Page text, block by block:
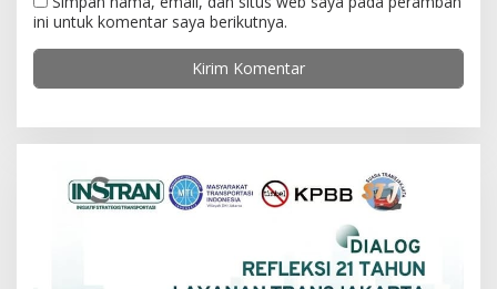
ini untuk komentar saya berikutnya.